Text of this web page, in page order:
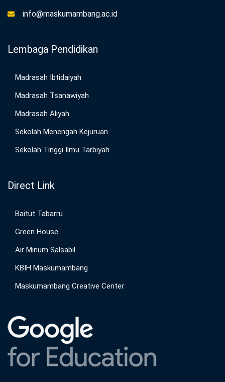
info@maskumambang.ac.id
Lembaga Pendidikan
Madrasah Ibtidaiyah
Madrasah Tsanawiyah
Madrasah Aliyah
Sekolah Menengah Kejuruan
Sekolah Tinggi Ilmu Tarbiyah
Direct Link
Baitut Tabarru
Green House
Air Minum Salsabil
KBIH Maskumambang
Maskumambang Creative Center